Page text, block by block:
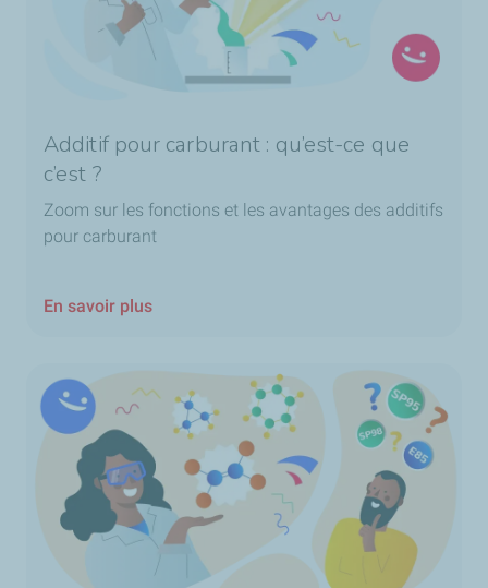
Additif pour carburant : qu’est-ce que
c’est ?
Zoom sur les fonctions et les avantages des additifs
pour carburant
En savoir plus